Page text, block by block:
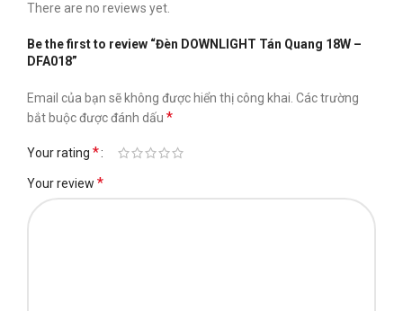
There are no reviews yet.
Be the first to review “Đèn DOWNLIGHT Tán Quang 18W –
DFA018”
Email của bạn sẽ không được hiển thị công khai. Các trường
bắt buộc được đánh dấu *
Your rating *
Your review *